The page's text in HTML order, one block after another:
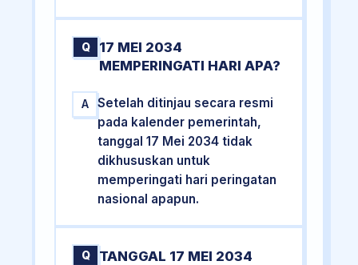
Q
17 MEI 2034
MEMPERINGATI HARI APA?
A
Setelah ditinjau secara resmi
pada kalender pemerintah,
tanggal 17 Mei 2034 tidak
dikhususkan untuk
memperingati hari peringatan
nasional apapun.
Q
TANGGAL 17 MEI 2034